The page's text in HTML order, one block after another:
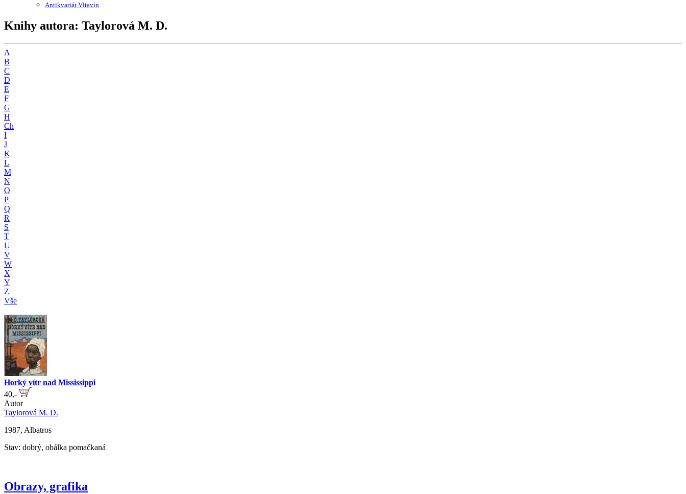
Antikvariát Vltavín
Knihy autora: Taylorová M. D.
A
B
C
D
E
F
G
H
Ch
I
J
K
L
M
N
O
P
Q
R
S
T
U
V
W
X
Y
Z
Vše
Horký vítr nad Mississippi
40,-
Autor
Taylorová M. D.
1987, Albatros
Stav: dobrý, obálka pomačkaná
Obrazy, grafika